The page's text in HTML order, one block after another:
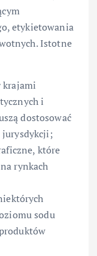
etykietowania
Istotne
krajami
i
dostosować
jurysdykcji;
które
rynkach
sodu